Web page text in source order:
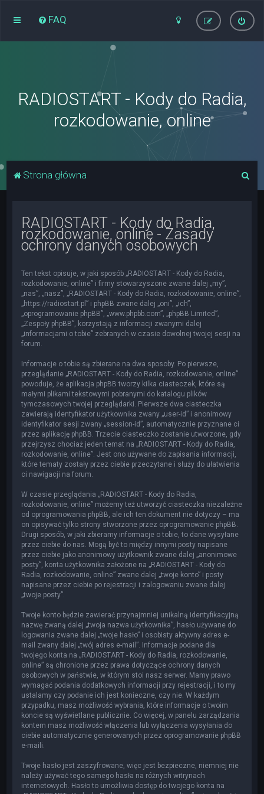
FAQ
RADIOSTART - Kody do Radia,
rozkodowanie, online
Strona główna
RADIOSTART - Kody do Radia,
rozkodowanie, online - Zasady
ochrony danych osobowych
Ten tekst opisuje, w jaki sposób „RADIOSTART - Kody do Radia,
rozkodowanie, online” i firmy stowarzyszone zwane dalej „my”,
„nas”, „nasz”, „RADIOSTART - Kody do Radia, rozkodowanie, online”,
„https://radiostart.pl” i phpBB zwane dalej „oni”, „ich”,
„oprogramowanie phpBB”, „www.phpbb.com”, „phpBB Limited”,
„Zespoły phpBB”, korzystają z informacji zwanymi dalej
„informacjami o tobie” zebranych w czasie dowolnej twojej sesji na
forum.
Informacje o tobie są zbierane na dwa sposoby. Po pierwsze,
przeglądanie „RADIOSTART - Kody do Radia, rozkodowanie, online”
powoduje, że aplikacja phpBB tworzy kilka ciasteczek, które są
małymi plikami tekstowymi pobranymi do katalogu plików
tymczasowych twojej przeglądarki. Pierwsze dwa ciasteczka
zawierają identyfikator użytkownika zwany „user-id” i anonimowy
identyfikator sesji zwany „session-id”, automatycznie przyznane ci
przez aplikację phpBB. Trzecie ciasteczko zostanie utworzone, gdy
przejrzysz chociaż jeden temat na „RADIOSTART - Kody do Radia,
rozkodowanie, online”. Jest ono używane do zapisania informacji,
które tematy zostały przez ciebie przeczytane i służy do ułatwienia
ci nawigacji na forum.
W czasie przeglądania „RADIOSTART - Kody do Radia,
rozkodowanie, online” możemy też utworzyć ciasteczka niezależne
od oprogramowania phpBB, ale ich ten dokument nie dotyczy – ma
on opisywać tylko strony stworzone przez oprogramowanie phpBB.
Drugi sposób, w jaki zbieramy informacje o tobie, to dane wysyłane
przez ciebie do nas. Mogą być to między innymi posty napisane
przez ciebie jako anonimowy użytkownik zwane dalej „anonimowe
posty”, konta użytkownika założone na „RADIOSTART - Kody do
Radia, rozkodowanie, online” zwane dalej „twoje konto” i posty
napisane przez ciebie po rejestracji i zalogowaniu zwane dalej
„twoje posty”.
Twoje konto będzie zawierać przynajmniej unikalną identyfikacyjną
nazwę zwaną dalej „twoja nazwa użytkownika”, hasło używane do
logowania zwane dalej „twoje hasło” i osobisty aktywny adres e-
mail zwany dalej „twój adres e-mail”. Informacje podane dla
twojego konta na „RADIOSTART - Kody do Radia, rozkodowanie,
online” są chronione przez prawa dotyczące ochrony danych
osobowych w państwie, w którym stoi nasz serwer. Mamy prawo
wymagać podania dodatkowych informacji przy rejestracji, i to my
ustalamy czy podanie ich jest konieczne, czy nie. W każdym
przypadku, masz możliwość wybrania, które informacje o twoim
koncie są wyświetlane publicznie. Co więcej, w panelu zarządzania
kontem masz możliwość włączenia lub wyłączenia wysyłania do
ciebie automatycznie generowanych przez oprogramowanie phpBB
e-maili.
Twoje hasło jest zaszyfrowane, więc jest bezpieczne, niemniej nie
należy używać tego samego hasła na różnych witrynach
internetowych. Hasło to umożliwia dostęp do twojego konta na